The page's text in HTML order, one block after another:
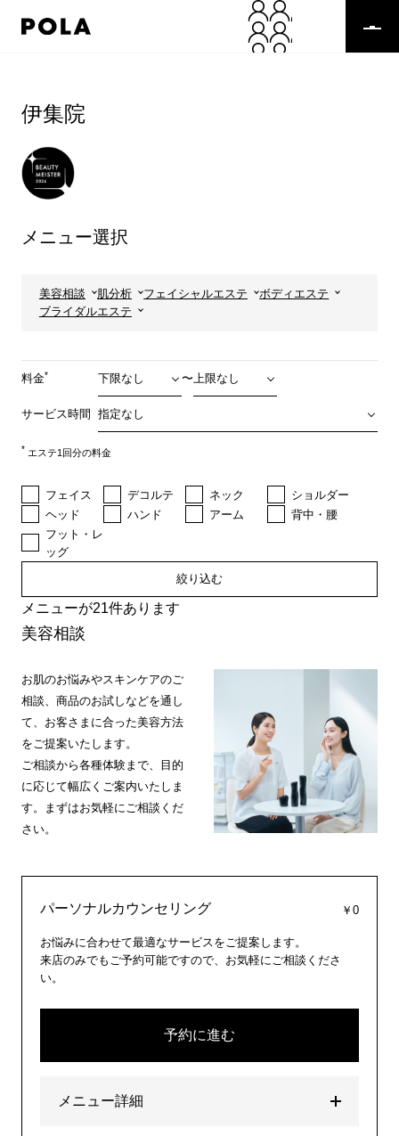
伊集院
メニュー選択
美容相談 肌分析 フェイシャルエステ
ボディエステ
ブライダルエステ
料金* 〜
サービス時間
* エステ1回分の料金
フェイス デコルテ ネック
ショルダー
ヘッド
ハンド アーム
背中・腰
フット・レ
ッグ
絞り込む
メニューが21件あります
美容相談
お肌のお悩みやスキンケアのご
相談、商品のお試しなどを通し
て、お客さまに合った美容方法
をご提案いたします。
ご相談から各種体験まで、目的
に応じて幅広くご案内いたしま
す。まずはお気軽にご相談くだ
さい。
パーソナルカウンセリング ￥0
お悩みに合わせて最適なサービスをご提案します。
来店のみでもご予約可能ですので、お気軽にご相談くださ
い。
予約に進む
メニュー詳細